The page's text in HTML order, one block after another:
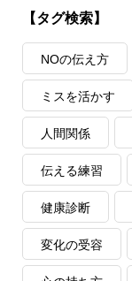
【タグ検索】
NOの伝え方
ミスを活かす
人間関係
伝える練習
健康診断
変化の受容